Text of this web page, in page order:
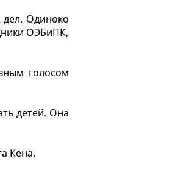
дел. Одиноко
ОЭБиПК,
голосом
детей. Она
Кена.